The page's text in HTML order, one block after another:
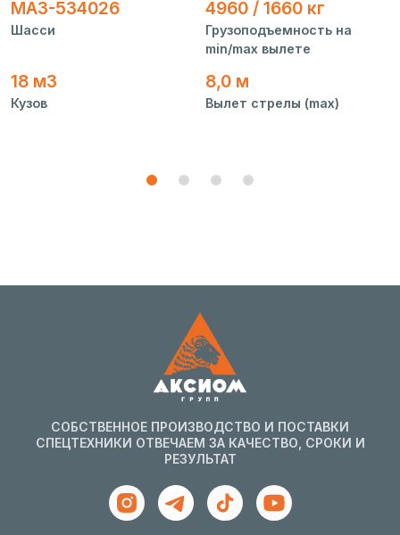
МАЗ-534026
Шасси
4960 / 1660 кг
Грузоподъемность на
min/max вылете
18 м3
Кузов
8,0 м
Вылет стрелы (max)
СОБСТВЕННОЕ ПРОИЗВОДСТВО И ПОСТАВКИ
СПЕЦТЕХНИКИ ОТВЕЧАЕМ ЗА КАЧЕСТВО, СРОКИ И
РЕЗУЛЬТАТ